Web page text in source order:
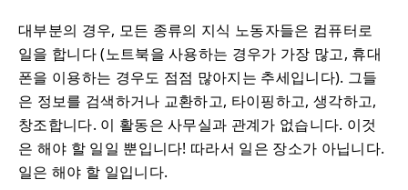
대부분의 경우, 모든 종류의 지식 노동자들은 컴퓨터로
일을 합니다 (노트북을 사용하는 경우가 가장 많고, 휴대
폰을 이용하는 경우도 점점 많아지는 추세입니다). 그들
은 정보를 검색하거나 교환하고, 타이핑하고, 생각하고,
창조합니다. 이 활동은 사무실과 관계가 없습니다. 이것
은 해야 할 일일 뿐입니다! 따라서 일은 장소가 아닙니다.
일은 해야 할 일입니다.